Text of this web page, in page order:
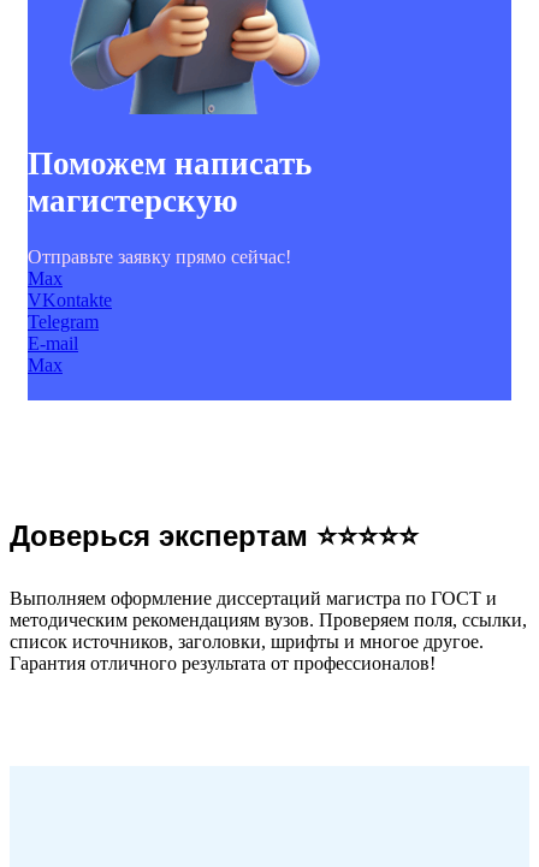
Поможем написать
магистерскую
Отправьте заявку прямо сейчас!
Max
VKontakte
Telegram
E-mail
Max
Доверься экспертам ⭐⭐⭐⭐⭐
Выполняем оформление диссертаций магистра по ГОСТ и
методическим рекомендациям вузов. Проверяем поля, ссылки,
список источников, заголовки, шрифты и многое другое.
Гарантия отличного результата от профессионалов!